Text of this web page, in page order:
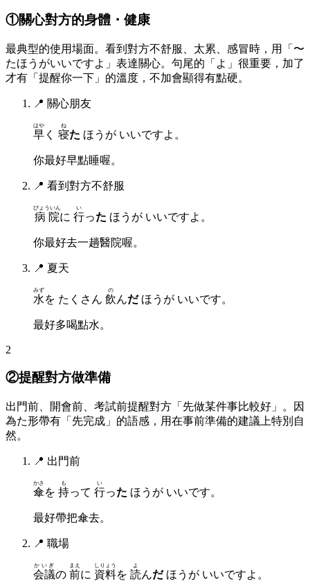
①關心對方的身體・健康
最典型的使用場面。看到對方不舒服、太累、感冒時，用「〜
たほうがいいですよ」表達關心。句尾的「よ」很重要，加了
才有「提醒你一下」的溫度，不加會顯得有點硬。
📍 關心朋友
早
はや
く 寝
ね
た ほうが いいですよ。
你最好早點睡喔。
📍 看到對方不舒服
病院
びょういん
に 行
い
った ほうが いいですよ。
你最好去一趟醫院喔。
📍 夏天
水
みず
を たくさん 飲
の
んだほうが いいです。
最好多喝點水。
2
②提醒對方做準備
出門前、開會前、考試前提醒對方「先做某件事比較好」。因
為た形帶有「先完成」的語感，用在事前準備的建議上特別自
然。
📍 出門前
傘
かさ
を 持
も
って 行
い
った ほうが いいです。
最好帶把傘去。
📍 職場
会議
かいぎ
の 前
まえ
に 資料
しりょう
を 読
よ
んだほうが いいですよ。